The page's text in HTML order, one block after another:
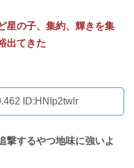
星の子、集約、輝きを集
出てきた
ID:HNIp2twlr
撃するやつ地味に強いよ